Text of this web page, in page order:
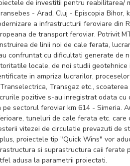
de investitii pentru reabilitarea/
- Arad, Cluj - Episcopia
a infrastructurii feroviare din
de transport feroviar. Potrivit
de linii noi de cale ferata,
confruntat cu dificultati generate de
locale, de noi studii
in ampriza lucrarilor,
Transgaz etc.,
pozitive s-au inregistrat odata
pe sectorul feroviar km 614 - Simeria.
tuneluri de cale ferata etc.
vitezei de circulatie prevazuti de
proiectele tip "Quick Wins" vor
si suprastructura caii ferate
adusa la parametrii proiectati.